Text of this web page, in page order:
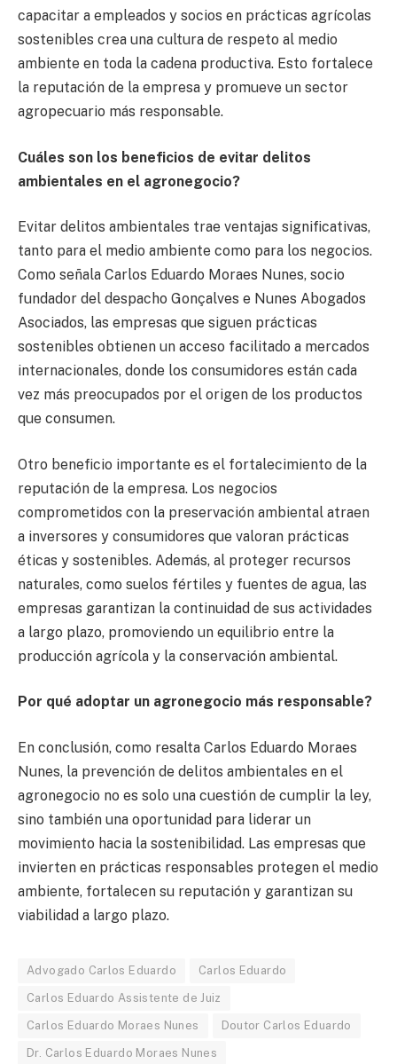
capacitar a empleados y socios en prácticas agrícolas
sostenibles crea una cultura de respeto al medio
ambiente en toda la cadena productiva. Esto fortalece
la reputación de la empresa y promueve un sector
agropecuario más responsable.
Cuáles son los beneficios de evitar delitos
ambientales en el agronegocio?
Evitar delitos ambientales trae ventajas significativas,
tanto para el medio ambiente como para los negocios.
Como señala Carlos Eduardo Moraes Nunes, socio
fundador del despacho Gonçalves e Nunes Abogados
Asociados, las empresas que siguen prácticas
sostenibles obtienen un acceso facilitado a mercados
internacionales, donde los consumidores están cada
vez más preocupados por el origen de los productos
que consumen.
Otro beneficio importante es el fortalecimiento de la
reputación de la empresa. Los negocios
comprometidos con la preservación ambiental atraen
a inversores y consumidores que valoran prácticas
éticas y sostenibles. Además, al proteger recursos
naturales, como suelos fértiles y fuentes de agua, las
empresas garantizan la continuidad de sus actividades
a largo plazo, promoviendo un equilibrio entre la
producción agrícola y la conservación ambiental.
Por qué adoptar un agronegocio más responsable?
En conclusión, como resalta Carlos Eduardo Moraes
Nunes, la prevención de delitos ambientales en el
agronegocio no es solo una cuestión de cumplir la ley,
sino también una oportunidad para liderar un
movimiento hacia la sostenibilidad. Las empresas que
invierten en prácticas responsables protegen el medio
ambiente, fortalecen su reputación y garantizan su
viabilidad a largo plazo.
Advogado Carlos Eduardo Carlos Eduardo
Carlos Eduardo Assistente de Juiz
Carlos Eduardo Moraes Nunes Doutor Carlos Eduardo
Dr. Carlos Eduardo Moraes Nunes